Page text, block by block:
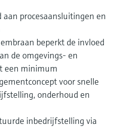
aan procesaansluitingen en
beperkt de invloed
de omgevings- en
een minimum
voor snelle
onderhoud en
inbedrijfstelling via